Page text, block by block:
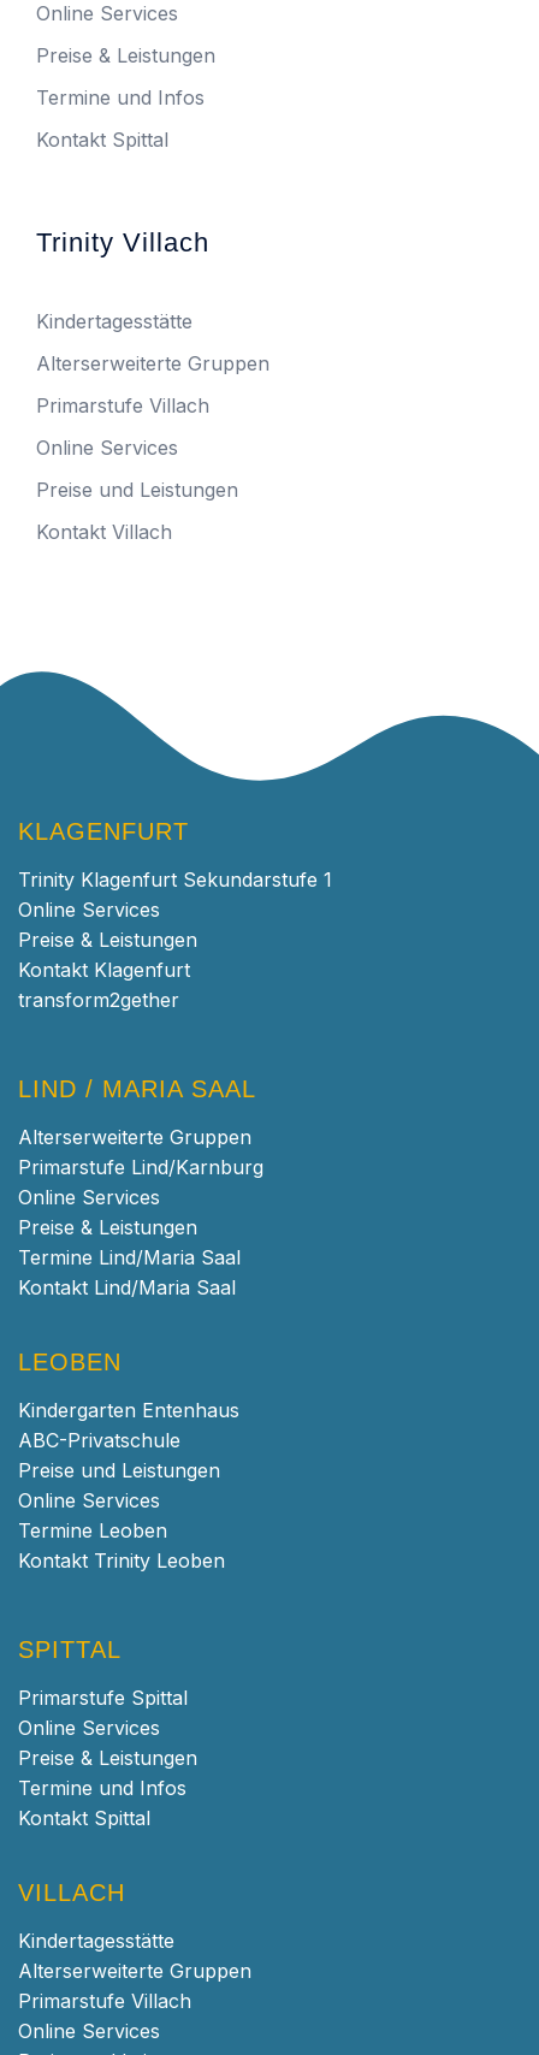
Online Services
Preise & Leistungen
Termine und Infos
Kontakt Spittal
Trinity Villach
Kindertagesstätte
Alterserweiterte Gruppen
Primarstufe Villach
Online Services
Preise und Leistungen
Kontakt Villach
KLAGENFURT
Trinity Klagenfurt Sekundarstufe 1
Online Services
Preise & Leistungen
Kontakt Klagenfurt
transform2gether
LIND / MARIA SAAL
Alterserweiterte Gruppen
Primarstufe Lind/Karnburg
Online Services
Preise & Leistungen
Termine Lind/Maria Saal
Kontakt Lind/Maria Saal
LEOBEN
Kindergarten Entenhaus
ABC-Privatschule
Preise und Leistungen
Online Services
Termine Leoben
Kontakt Trinity Leoben
SPITTAL
Primarstufe Spittal
Online Services
Preise & Leistungen
Termine und Infos
Kontakt Spittal
VILLACH
Kindertagesstätte
Alterserweiterte Gruppen
Primarstufe Villach
Online Services